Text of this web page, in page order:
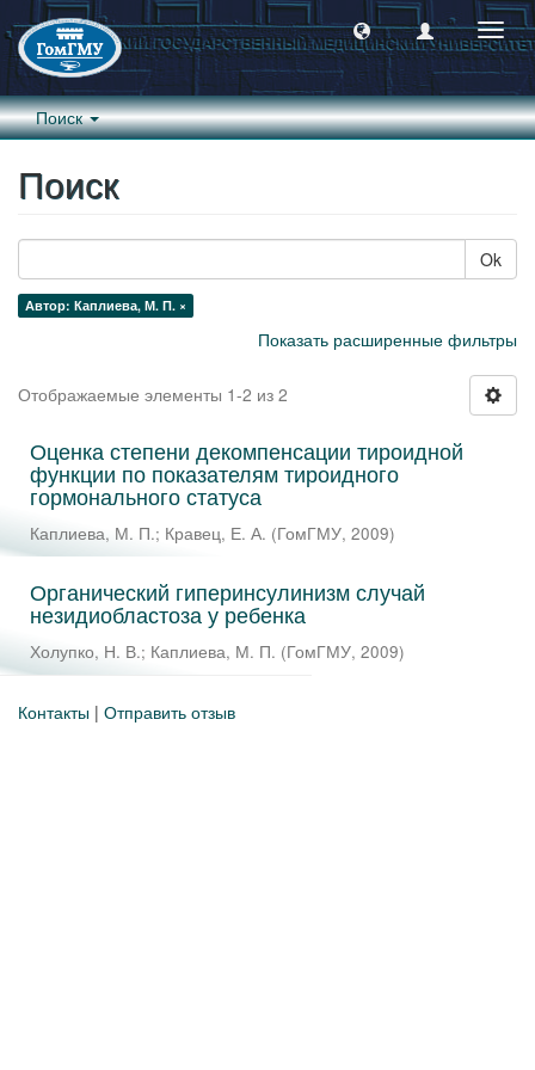
Поиск
Поиск
Ok
Автор: Каплиева, М. П. ×
Показать расширенные фильтры
Отображаемые элементы 1-2 из 2
Оценка степени декомпенсации тироидной
функции по показателям тироидного
гормонального статуса
Каплиева, М. П.; Кравец, Е. А. (ГомГМУ, 2009)
Органический гиперинсулинизм случай
незидиобластоза у ребенка
Холупко, Н. В.; Каплиева, М. П. (ГомГМУ, 2009)
Контакты | Отправить отзыв